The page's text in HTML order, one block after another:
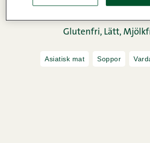
Glutenfri, Lätt,
Asiatisk mat Soppor